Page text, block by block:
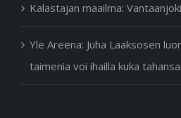
Kalastajan maailma:
Yle Areena: Juha Laaksosen
taimenia voi ihailla kuka tahansa